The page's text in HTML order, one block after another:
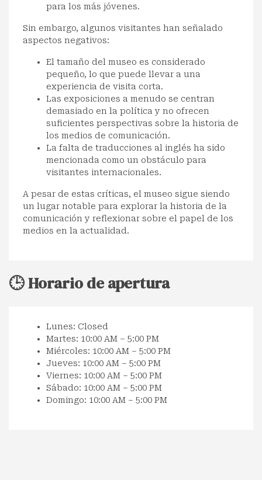
para los más jóvenes.
Sin embargo, algunos visitantes han señalado
aspectos negativos:
El tamaño del museo es considerado
pequeño, lo que puede llevar a una
experiencia de visita corta.
Las exposiciones a menudo se centran
demasiado en la política y no ofrecen
suficientes perspectivas sobre la historia de
los medios de comunicación.
La falta de traducciones al inglés ha sido
mencionada como un obstáculo para
visitantes internacionales.
A pesar de estas críticas, el museo sigue siendo
un lugar notable para explorar la historia de la
comunicación y reflexionar sobre el papel de los
medios en la actualidad.
🕒 Horario de apertura
Lunes: Closed
Martes: 10:00 AM – 5:00 PM
Miércoles: 10:00 AM – 5:00 PM
Jueves: 10:00 AM – 5:00 PM
Viernes: 10:00 AM – 5:00 PM
Sábado: 10:00 AM – 5:00 PM
Domingo: 10:00 AM – 5:00 PM